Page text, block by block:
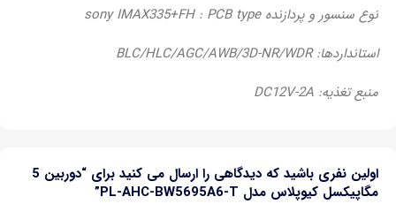
نوع سنسور و پردازنده sony IMAX335+FH : PCB type
استانداردها: BLC/HLC/AGC/AWB/3D-NR/WDR
منبع تغذیه: DC12V-2A
اولین نفری باشید که دیدگاهی را ارسال می کنید برای “دوربین 5
مگاپیکسل کیوپلاس مدل PL-AHC-BW5695A6-T”